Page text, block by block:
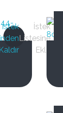
İstek
Kaldır
İstek
Listesine
Ekle